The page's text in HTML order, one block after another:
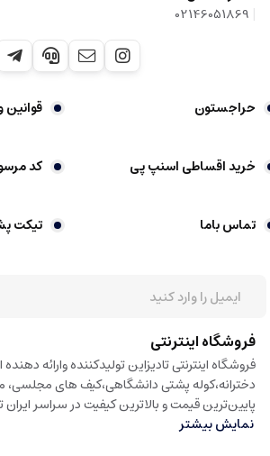
|
02146051869
حراجستون قوانین
خرید اقساطی اسنپ پی کد
تماس باما تیکت
فروشگاه اینترنتی
فروشگاه اینترنتی تادیزاین تولیدکننده وارائه
دخترانه،کوله پشتی دانشگاهی،کیف های مجلسی،
پایین‌ترین قیمت و بالاترین کیفیت در سراسر
نمایش بیشتر